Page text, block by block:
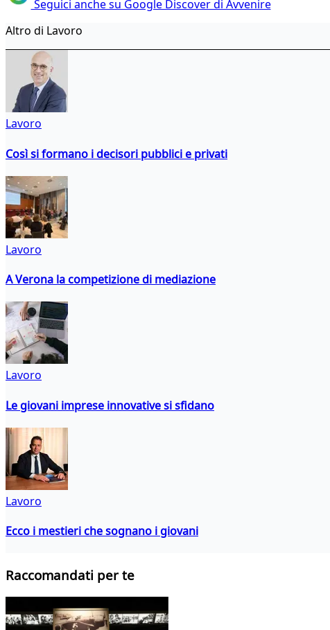
Seguici anche su Google Discover di Avvenire
Altro di Lavoro
Lavoro
Così si formano i decisori pubblici e privati
Lavoro
A Verona la competizione di mediazione
Lavoro
Le giovani imprese innovative si sfidano
Lavoro
Ecco i mestieri che sognano i giovani
Raccomandati per te